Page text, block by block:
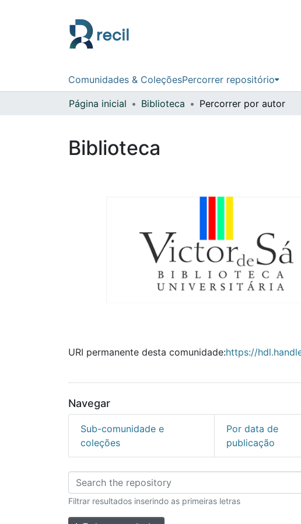
Comunidades & ColeçõesPercorrer repositório
Página inicial Biblioteca Percorrer por autor
Biblioteca
URI permanente desta comunidade:https://
Navegar
Sub-comunidade e
coleções
Por data de
publicação
Percorrer Biblioteca
Filtrar resultados inserindo as primeiras letras